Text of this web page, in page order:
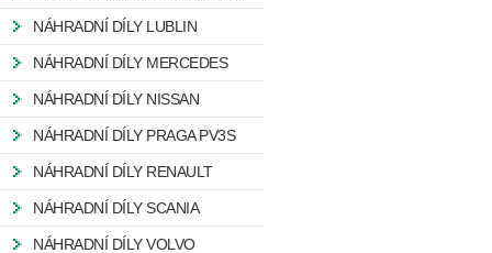
NÁHRADNÍ DÍLY LUBLIN
NÁHRADNÍ DÍLY MERCEDES
NÁHRADNÍ DÍLY NISSAN
NÁHRADNÍ DÍLY PRAGA PV3S
NÁHRADNÍ DÍLY RENAULT
NÁHRADNÍ DÍLY SCANIA
NÁHRADNÍ DÍLY VOLVO